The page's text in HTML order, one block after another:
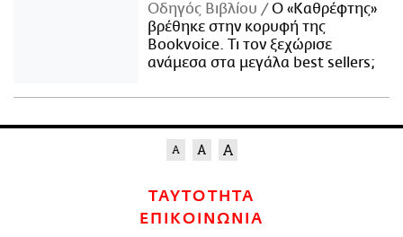
Οδηγός Βιβλίου
Ο «Καθρέφτης»
βρέθηκε στην κορυφή της
Bookvoice. Τι τον ξεχώρισε
ανάμεσα στα μεγάλα best sellers;
ΤΑΥΤΟΤΗΤΑ
ΕΠΙΚΟΙΝΩΝΙΑ